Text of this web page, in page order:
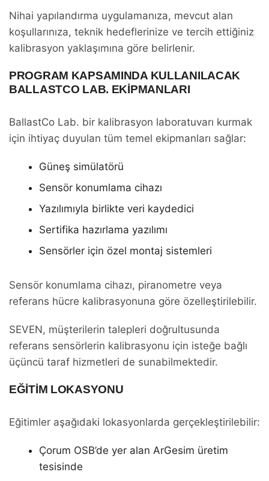
Nihai yapılandırma uygulamanıza, mevcut alan
koşullarınıza, teknik hedeflerinize ve tercih ettiğiniz
kalibrasyon yaklaşımına göre belirlenir.
PROGRAM KAPSAMINDA KULLANILACAK
BALLASTCO LAB. EKIPMANLARI
BallastCo Lab. bir kalibrasyon laboratuvarı kurmak
için ihtiyaç duyulan tüm temel ekipmanları sağlar:
Güneş simülatörü
Sensör konumlama cihazı
Yazılımıyla birlikte veri kaydedici
Sertifika hazırlama yazılımı
Sensörler için özel montaj sistemleri
Sensör konumlama cihazı, piranometre veya
referans hücre kalibrasyonuna göre özelleştirilebilir.
SEVEN, müşterilerin talepleri doğrultusunda
referans sensörlerin kalibrasyonu için isteğe bağlı
üçüncü taraf hizmetleri de sunabilmektedir.
EĞITIM LOKASYONU
Eğitimler aşağıdaki lokasyonlarda gerçekleştirilebilir:
Çorum OSB’de yer alan ArGesim üretim
tesisinde